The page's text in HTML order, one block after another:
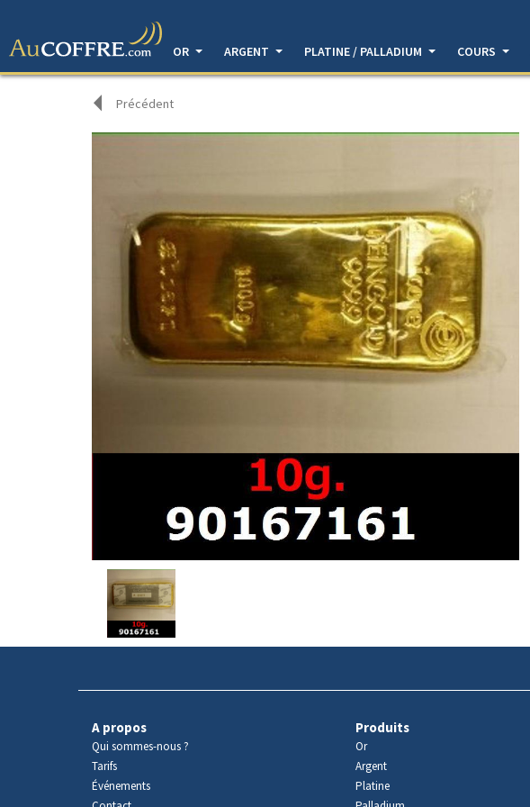
OR
ARGENT PLATINE / PALLADIUM COURS
Précédent
Avers
produit
A propos
Qui sommes-nous ?
Tarifs
Événements
Produits
Or
Argent
Platine